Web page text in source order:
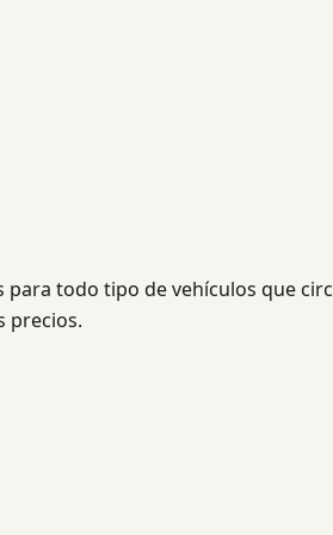
todo tipo de vehículos que
precios.